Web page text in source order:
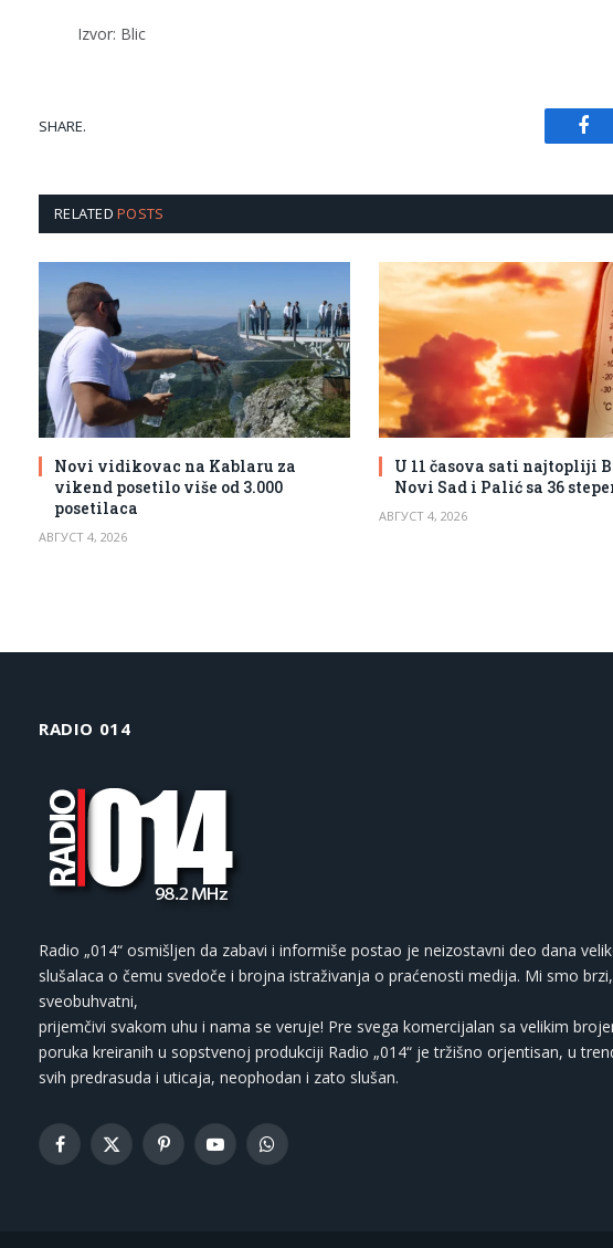
Izvor: Blic
SHARE.
RELATEDPOSTS
Novi vidikovac na Kablaru za
vikend posetilo više od 3.000
posetilaca
АВГУСТ 4, 2026
U 11 časova sati najtopliji
Novi Sad i Palić sa 36
АВГУСТ 4, 2026
RADIO 014
Radio „014“ osmišljen da zabavi i informiše postao je neizostavni deo dana
slušalaca o čemu svedoče i brojna istraživanja o praćenosti medija. Mi smo brzi,
sveobuhvatni,
prijemčivi svakom uhu i nama se veruje! Pre svega komercijalan sa velikim
poruka kreiranih u sopstvenoj produkciji Radio „014“ je tržišno orjentisan, u
svih predrasuda i uticaja, neophodan i zato slušan.
Facebook
X
PinterestYouTubeWhatsApp